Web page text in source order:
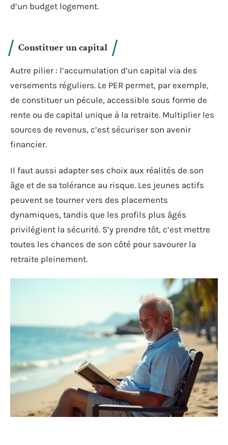
d’un budget logement.
Constituer un capital
Autre pilier : l’accumulation d’un capital via des
versements réguliers. Le PER permet, par exemple,
de constituer un pécule, accessible sous forme de
rente ou de capital unique à la retraite. Multiplier les
sources de revenus, c’est sécuriser son avenir
financier.
Il faut aussi adapter ses choix aux réalités de son
âge et de sa tolérance au risque. Les jeunes actifs
peuvent se tourner vers des placements
dynamiques, tandis que les profils plus âgés
privilégient la sécurité. S’y prendre tôt, c’est mettre
toutes les chances de son côté pour savourer la
retraite pleinement.